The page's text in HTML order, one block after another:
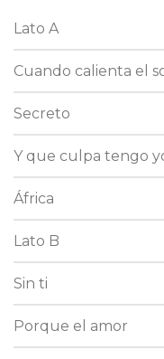
Lato A
Cuando calienta el
Secreto
Y que culpa tengo
África
Lato B
Sin ti
Porque el amor